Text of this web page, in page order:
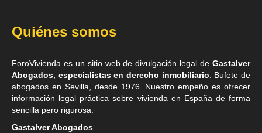
Quiénes somos
ForoVivienda es un sitio web de divulgación legal de Gastalver
Abogados, especialistas en derecho inmobiliario . Bufete de
abogados en Sevilla , desde 1976. Nuestro empeño es ofrecer
información legal práctica sobre vivienda en España de forma
sencilla pero rigurosa.
Gastalver Abogados